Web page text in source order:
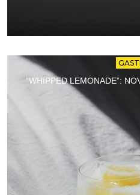
“WHIPPED LEMONADE”: